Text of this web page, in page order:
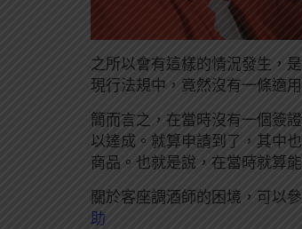
之所以會有這樣的情況發生，
現行法規中，竟然沒有一條適用
簡而言之，在當時沒有一個簽
以達成。就算申請到了，其中
商品。也就是說，在當時就算
關於客座調酒師的困境，可以
助